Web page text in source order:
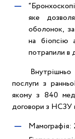
яке
оболонок,
на біопсію
потрапили в
послуги з
якому з 840
договори з НСЗУ
Мамографія: